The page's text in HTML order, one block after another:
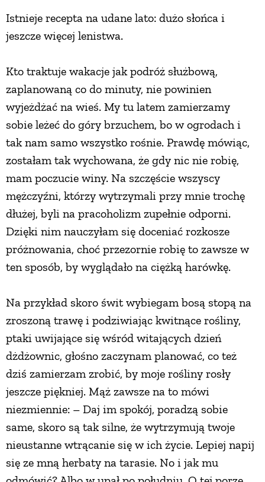
Istnieje recepta na udane lato: dużo słońca i
jeszcze więcej lenistwa.
Kto traktuje wakacje jak podróż służbową,
zaplanowaną co do minuty, nie powinien
wyjeżdżać na wieś. My tu latem zamierzamy
sobie leżeć do góry brzuchem, bo w ogrodach i
tak nam samo wszystko rośnie. Prawdę mówiąc,
zostałam tak wychowana, że gdy nic nie robię,
mam poczucie winy. Na szczęście wszyscy
mężczyźni, którzy wytrzymali przy mnie trochę
dłużej, byli na pracoholizm zupełnie odporni.
Dzięki nim nauczyłam się doceniać rozkosze
próżnowania, choć przezornie robię to zawsze w
ten sposób, by wyglądało na ciężką harówkę.
Na przykład skoro świt wybiegam bosą stopą na
zroszoną trawę i podziwiając kwitnące rośliny,
ptaki uwijające się wśród witających dzień
dżdżownic, głośno zaczynam planować, co też
dziś zamierzam zrobić, by moje rośliny rosły
jeszcze piękniej. Mąż zawsze na to mówi
niezmiennie: – Daj im spokój, poradzą sobie
same, skoro są tak silne, że wytrzymują twoje
nieustanne wtrącanie się w ich życie. Lepiej napij
się ze mną herbaty na tarasie. No i jak mu